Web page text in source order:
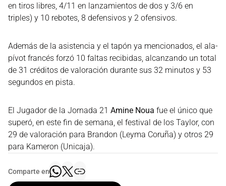
en tiros libres, 4/11 en lanzamientos de dos y 3/6 en
triples) y 10 rebotes, 8 defensivos y 2 ofensivos.
Además de la asistencia y el tapón ya mencionados, el ala-
pívot francés forzó 10 faltas recibidas, alcanzando un total
de 31 créditos de valoración durante sus 32 minutos y 53
segundos en pista.
El Jugador de la Jornada 21 Amine Noua fue el único que
superó, en este fin de semana, el festival de los Taylor, con
29 de valoración para Brandon (Leyma Coruña) y otros 29
para Kameron (Unicaja).
Comparte en